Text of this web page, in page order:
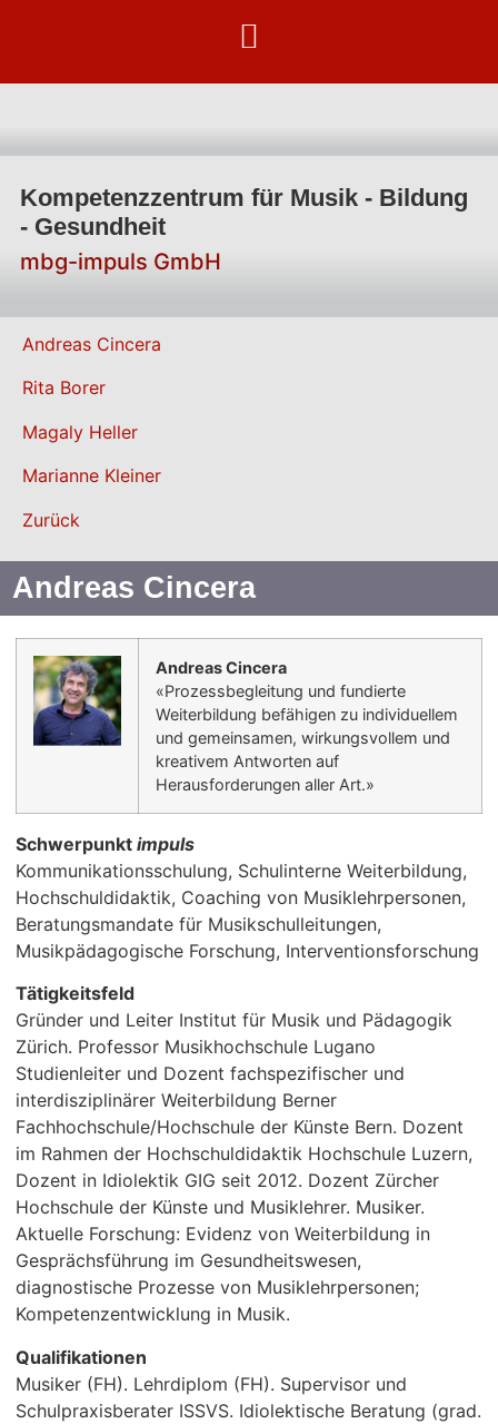
Kompetenzzentrum für Musik - Bildung
- Gesundheit
mbg-impuls GmbH
Andreas Cincera
Rita Borer
Magaly Heller
Marianne Kleiner
Zurück
Andreas Cincera
Andreas Cincera
«Prozessbegleitung und fundierte
Weiterbildung befähigen zu individuellem
und gemeinsamen, wirkungsvollem und
kreativem Antworten auf
Herausforderungen aller Art.»
Schwerpunkt impuls
Kommunikationsschulung, Schulinterne Weiterbildung,
Hochschuldidaktik, Coaching von Musiklehrpersonen,
Beratungsmandate für Musikschulleitungen,
Musikpädagogische Forschung, Interventionsforschung
Tätigkeitsfeld
Gründer und Leiter Institut für Musik und Pädagogik
Zürich. Professor Musikhochschule Lugano
Studienleiter und Dozent fachspezifischer und
interdisziplinärer Weiterbildung Berner
Fachhochschule/Hochschule der Künste Bern. Dozent
im Rahmen der Hochschuldidaktik Hochschule Luzern,
Dozent in Idiolektik GIG seit 2012. Dozent Zürcher
Hochschule der Künste und Musiklehrer. Musiker.
Aktuelle Forschung: Evidenz von Weiterbildung in
Gesprächsführung im Gesundheitswesen,
diagnostische Prozesse von Musiklehrpersonen;
Kompetenzentwicklung in Musik.
Qualifikationen
Musiker (FH). Lehrdiplom (FH). Supervisor und
Schulpraxisberater ISSVS. Idiolektische Beratung (grad.